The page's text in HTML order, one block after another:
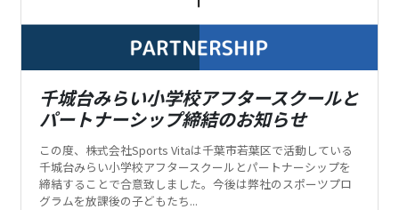
千城台みらい小学校アフタースクールと
パートナーシップ締結のお知らせ
この度、株式会社Sports Vitaは千葉市若葉区で活動している
千城台みらい小学校アフタースクールとパートナーシップを
締結することで合意致しました。今後は弊社のスポーツプロ
グラムを放課後の子どもたち...